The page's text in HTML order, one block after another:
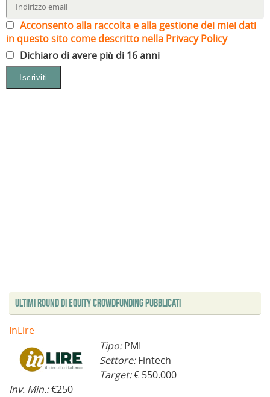
Acconsento alla raccolta e alla gestione dei miei dati
in questo sito come descritto nella Privacy Policy
Dichiaro di avere più di 16 anni
Ultimi Round di Equity Crowdfunding Pubblicati
InLire
Tipo:PMI
Settore:Fintech
Target:€ 550.000
Inv. Min.:€250